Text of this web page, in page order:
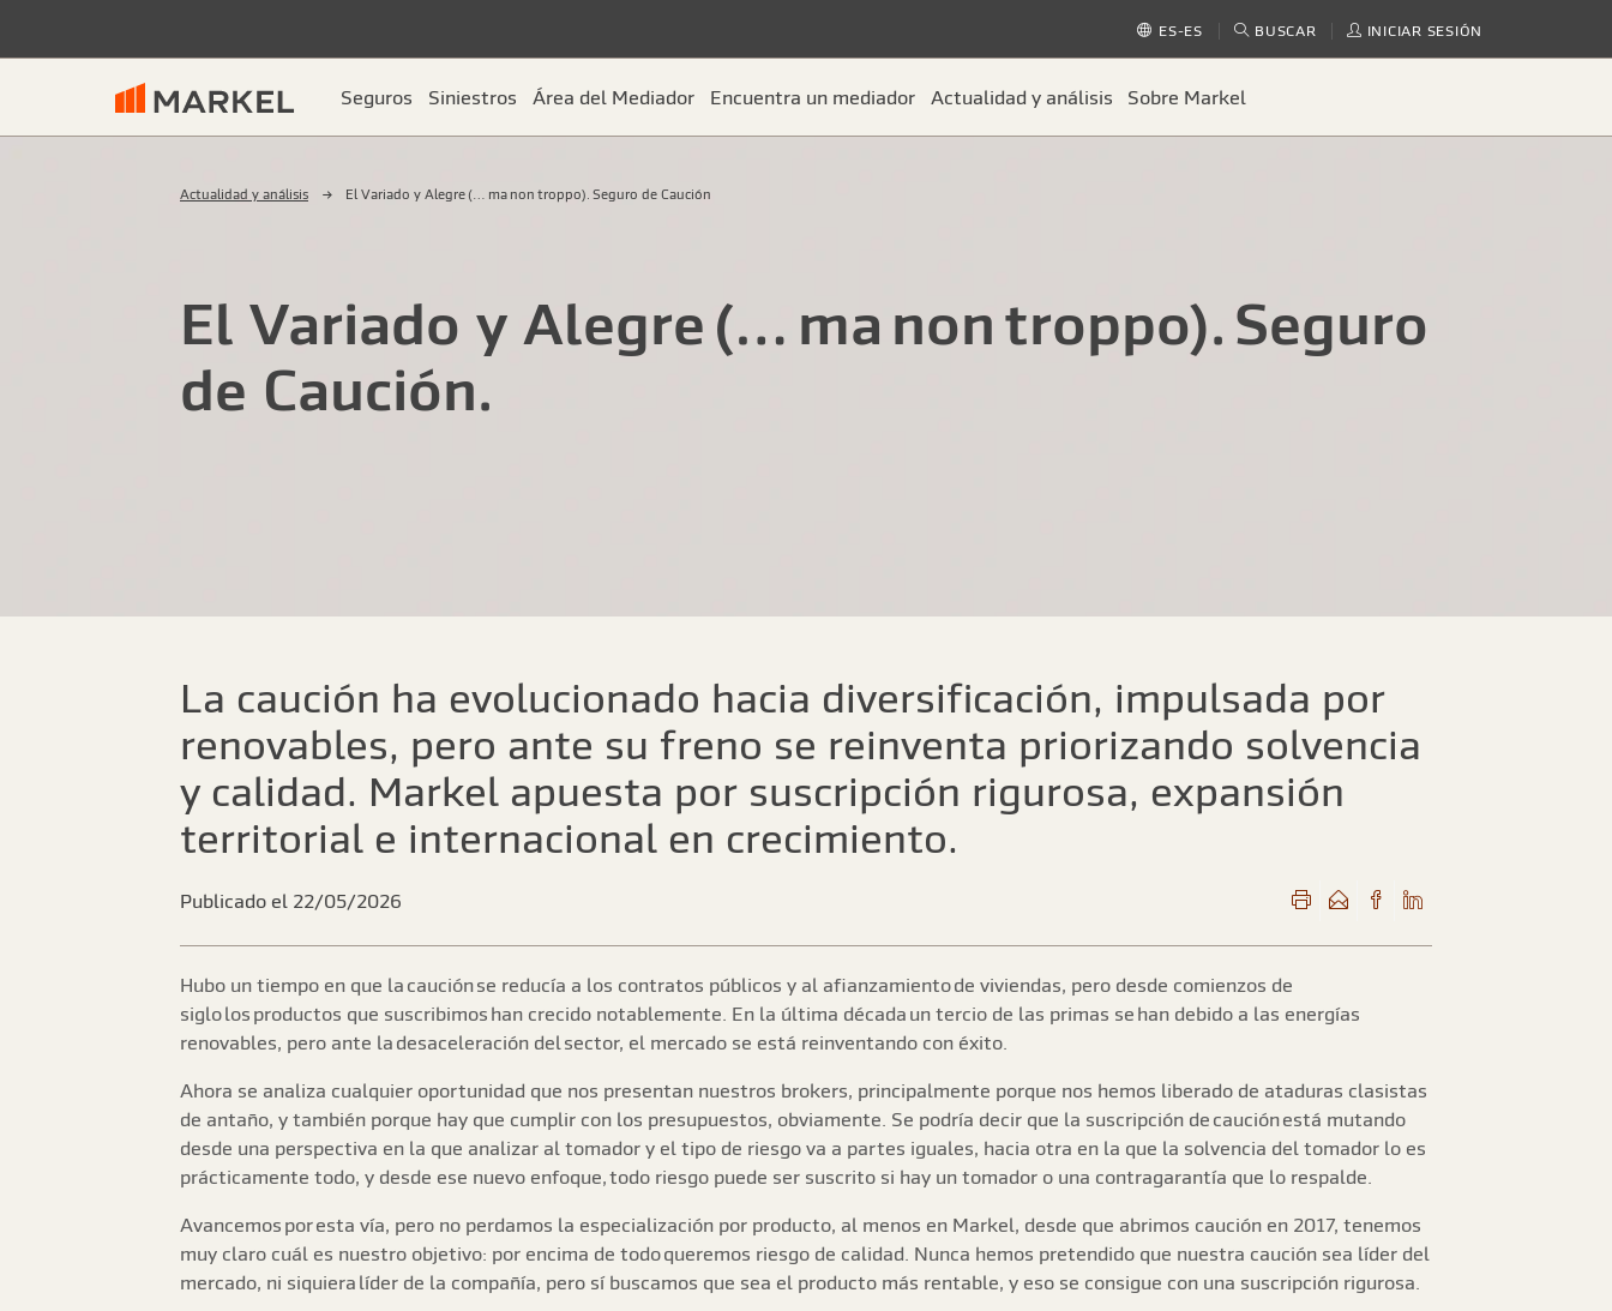
ES-ES BUSCAR INICIAR SESIÓN
Seguros Siniestros Área del Mediador Encuentra un mediador Actualidad y análisis Sobre Markel
Actualidad y análisis El Variado y Alegre (… ma non troppo). Seguro de Caución
El Variado y Alegre (… ma non troppo). Seguro
de Caución.
La caución ha evolucionado hacia diversificación, impulsada por
renovables, pero ante su freno se reinventa priorizando solvencia
y calidad. Markel apuesta por suscripción rigurosa, expansión
territorial e internacional en crecimiento.
Publicado el 22/05/2026
Hubo un tiempo en que la caución se reducía a los contratos públicos y al afianzamiento de viviendas, pero desde comienzos de
siglo los productos que suscribimos han crecido notablemente. En la última década un tercio de las primas se han debido a las energías
renovables, pero ante la desaceleración del sector, el mercado se está reinventando con éxito.
Ahora se analiza cualquier oportunidad que nos presentan nuestros brokers, principalmente porque nos hemos liberado de ataduras clasistas
de antaño, y también porque hay que cumplir con los presupuestos, obviamente. Se podría decir que la suscripción de caución está mutando
desde una perspectiva en la que analizar al tomador y el tipo de riesgo va a partes iguales, hacia otra en la que la solvencia del tomador lo es
prácticamente todo, y desde ese nuevo enfoque, todo riesgo puede ser suscrito si hay un tomador o una contragarantía que lo respalde.
Avancemos por esta vía, pero no perdamos la especialización por producto, al menos en Markel, desde que abrimos caución en 2017, tenemos
muy claro cuál es nuestro objetivo: por encima de todo queremos riesgo de calidad. Nunca hemos pretendido que nuestra caución sea líder del
mercado, ni siquiera líder de la compañía, pero sí buscamos que sea el producto más rentable, y eso se consigue con una suscripción rigurosa.